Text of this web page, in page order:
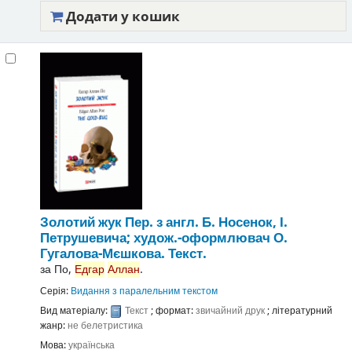
Додати у кошик
Золотий жук Пер. з англ. Б. Носенок, І.
Петрушевича; худож.-оформлювач О.
Гугалова-Мєшкова. Текст.
за По, Едгар Аллан.
Серія: Видання з паралельним текстом
Вид матеріалу:
Текст; формат:звичайний друк; літературний
жанр:не белетристика
Мова:українська